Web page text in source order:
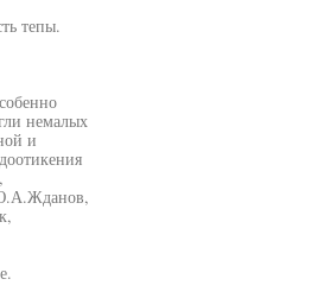
тепы.
немалых
и